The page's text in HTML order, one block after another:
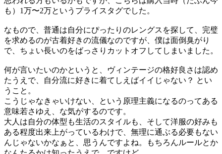
も）1万〜2万というプライスタグでした。
なもので、普通は自分にぴったりのレングスを探して、完璧
を求めるのが古着好きの流儀なのですが、僕は面倒臭がり
で、ちょい長いのをばっさりカットオフしてしまいました。
何が言いたいのかというと、ヴィンテージの格好良さは認め
たうえで、自分流に好きに着てしえばイイじゃない？ とい
うこと。
こうじゃなきゃいけない、という原理主義になるのってある
意味若さゆえ、な気がするのです。
大人は自分の体型も生活のスタイルも、そして洋服の好みも
ある程度出来上がっているわけで、無理に通ぶる必要もない
んじゃないかなぁと、思うんですよね。もちろんルールとか